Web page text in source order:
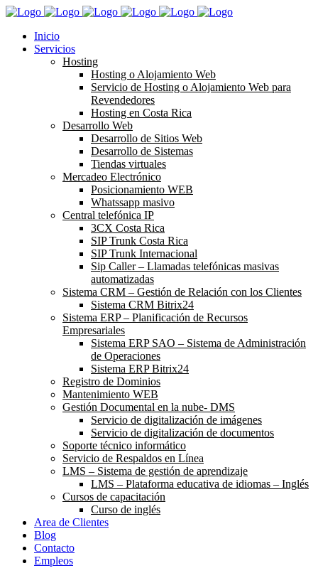
Inicio
Servicios
Hosting
Hosting o Alojamiento Web
Servicio de Hosting o Alojamiento Web para
Revendedores
Hosting en Costa Rica
Desarrollo Web
Desarrollo de Sitios Web
Desarrollo de Sistemas
Tiendas virtuales
Mercadeo Electrónico
Posicionamiento WEB
Whatssapp masivo
Central telefónica IP
3CX Costa Rica
SIP Trunk Costa Rica
SIP Trunk Internacional
Sip Caller – Llamadas telefónicas masivas
automatizadas
Sistema CRM – Gestión de Relación con los Clientes
Sistema CRM Bitrix24
Sistema ERP – Planificación de Recursos
Empresariales
Sistema ERP SAO – Sistema de Administración
de Operaciones
Sistema ERP Bitrix24
Registro de Dominios
Mantenimiento WEB
Gestión Documental en la nube- DMS
Servicio de digitalización de imágenes
Servicio de digitalización de documentos
Soporte técnico informático
Servicio de Respaldos en Línea
LMS – Sistema de gestión de aprendizaje
LMS – Plataforma educativa de idiomas – Inglés
Cursos de capacitación
Curso de inglés
Area de Clientes
Blog
Contacto
Empleos